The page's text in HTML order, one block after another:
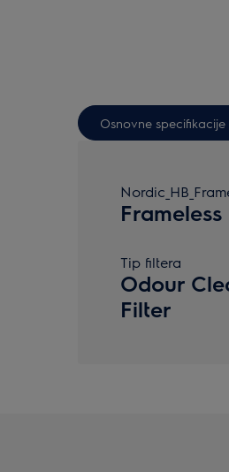
Osnovne specifikacije
Tip filtera
Odour
Filter